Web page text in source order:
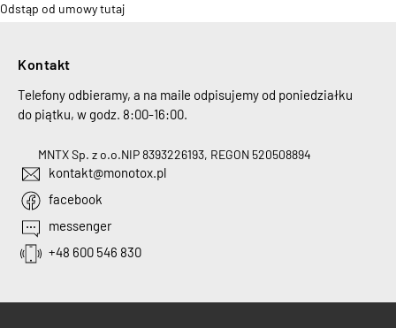
Odstąp od umowy tutaj
Kontakt
Telefony odbieramy, a na maile odpisujemy od poniedziałku
do piątku, w godz. 8:00-16:00.
MNTX Sp. z o.o.NIP 8393226193, REGON 520508894
kontakt@monotox.pl
facebook
messenger
+48 600 546 830